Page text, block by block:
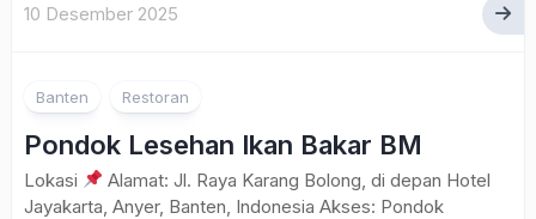
10 Desember 2025
Banten Restoran
Pondok Lesehan Ikan Bakar BM
Lokasi
Alamat: Jl. Raya Karang Bolong, di depan Hotel
Jayakarta, Anyer, Banten, Indonesia Akses: Pondok